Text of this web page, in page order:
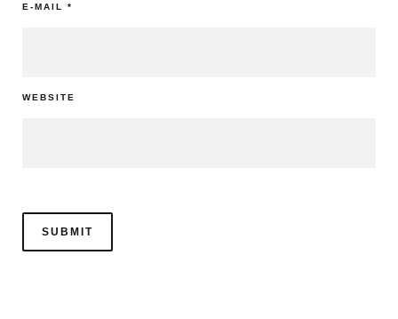
E-MAIL *
WEBSITE